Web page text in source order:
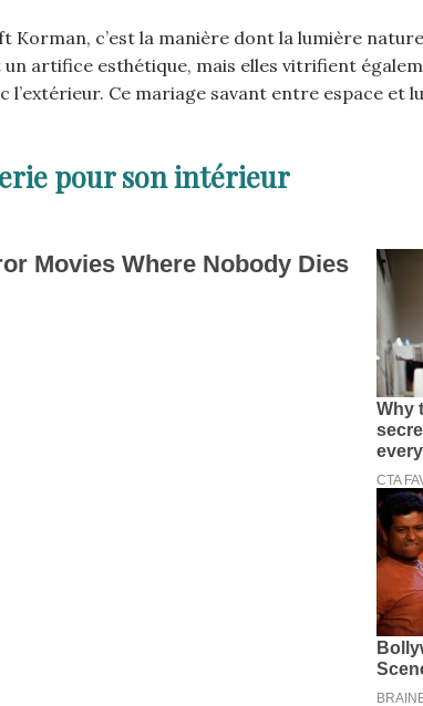
c’est la manière dont la lumière
artifice esthétique, mais elles vitrifient
Ce mariage savant entre espace et
pour son intérieur